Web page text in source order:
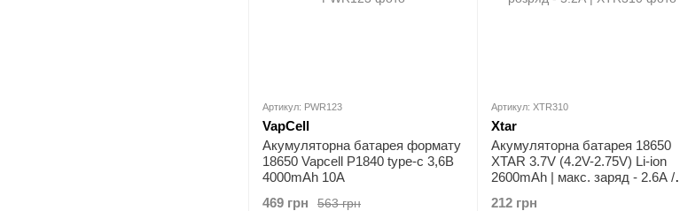
Артикул: PWR123
VapCell
Акумуляторна батарея формату
18650 Vapcell P1840 type-c 3,6В
4000mAh 10A
563 грн
469 грн
Артикул: XTR310
Xtar
Акумуляторна батарея 18650
XTAR 3.7V (4.2V-2.75V) Li-ion
2600mAh | мaкс. заряд - 2.6А /
212 грн